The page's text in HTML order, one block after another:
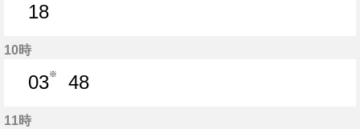
18
10時
03※
48
11時